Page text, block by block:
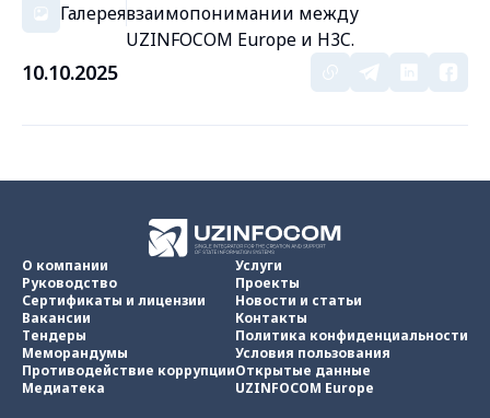
Галереявзаимопонимании между
UZINFOCOM Europe и H3C.
10.10.2025
О компании
Руководство
Сертификаты и лицензии
Вакансии
Тендеры
Меморандумы
Противодействие коррупции
Медиатека
Услуги
Проекты
Новости и статьи
Контакты
Политика конфиденциальности
Условия пользования
Открытые данные
UZINFOCOM Europe